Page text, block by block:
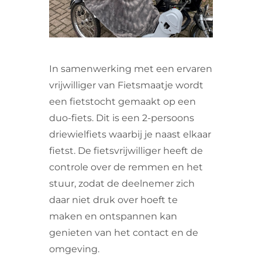
In samenwerking met een ervaren
vrijwilliger van Fietsmaatje wordt
een fietstocht gemaakt op een
duo-fiets. Dit is een 2-persoons
driewielfiets waarbij je naast elkaar
fietst. De fietsvrijwilliger heeft de
controle over de remmen en het
stuur, zodat de deelnemer zich
daar niet druk over hoeft te
maken en ontspannen kan
genieten van het contact en de
omgeving.